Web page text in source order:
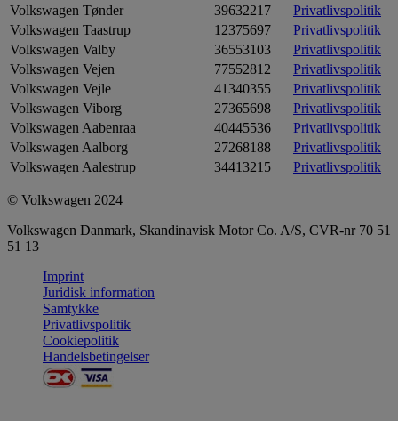
Volkswagen Tønder
39632217
Privatlivspolitik
Volkswagen Taastrup
12375697
Privatlivspolitik
Volkswagen Valby
36553103
Privatlivspolitik
Volkswagen Vejen
77552812
Privatlivspolitik
Volkswagen Vejle
41340355
Privatlivspolitik
Volkswagen Viborg
27365698
Privatlivspolitik
Volkswagen Aabenraa
40445536
Privatlivspolitik
Volkswagen Aalborg
27268188
Privatlivspolitik
Volkswagen Aalestrup
34413215 Privatlivspolitik
© Volkswagen 2024
Volkswagen Danmark, Skandinavisk Motor Co. A/S, CVR-nr 70 51
51 13
Imprint
Juridisk information
Samtykke
Privatlivspolitik
Cookiepolitik
Handelsbetingelser